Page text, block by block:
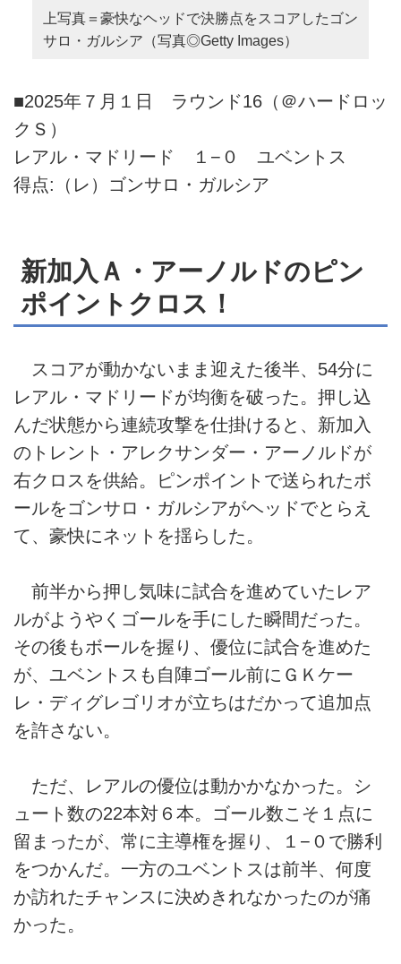
上写真＝豪快なヘッドで決勝点をスコアしたゴン
サロ・ガルシア（写真◎Getty Images）
■2025年７月１日 ラウンド16（＠ハードロッ
クＳ）
レアル・マドリード １−０ ユベントス
得点:（レ）ゴンサロ・ガルシア
新加入Ａ・アーノルドのピン
ポイントクロス！
スコアが動かないまま迎えた後半、54分に
レアル・マドリードが均衡を破った。押し込
んだ状態から連続攻撃を仕掛けると、新加入
のトレント・アレクサンダー・アーノルドが
右クロスを供給。ピンポイントで送られたボ
ールをゴンサロ・ガルシアがヘッドでとらえ
て、豪快にネットを揺らした。
前半から押し気味に試合を進めていたレア
ルがようやくゴールを手にした瞬間だった。
その後もボールを握り、優位に試合を進めた
が、ユベントスも自陣ゴール前にＧＫケー
レ・ディグレゴリオが立ちはだかって追加点
を許さない。
ただ、レアルの優位は動かかなかった。シ
ュート数の22本対６本。ゴール数こそ１点に
留まったが、常に主導権を握り、１−０で勝利
をつかんだ。一方のユベントスは前半、何度
か訪れたチャンスに決めきれなかったのが痛
かった。